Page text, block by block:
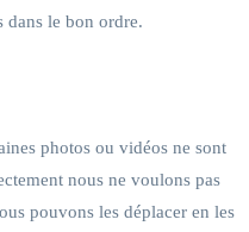
dans le bon ordre.
photos ou vidéos ne sont
nous ne voulons pas
pouvons les déplacer en les